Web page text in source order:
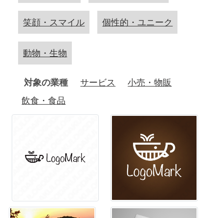
笑顔・スマイル 個性的・ユニーク
動物・生物
対象の業種 サービス
小売・物販
飲食・食品